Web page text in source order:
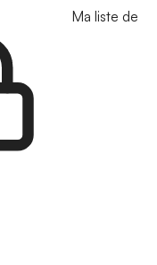
Ma liste de